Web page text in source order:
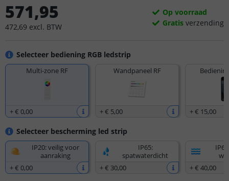
Selecteer bediening RGB ledstrip
Multi-zone RF
+€ 0,00
Wandpaneel RF
+€ 5,00 +€ 15,00
Selecteer bescherming led strip
IP20: veilig voor
aanraking
+€ 0,00
IP65:
spatwaterdicht
+€ 30,00
+€ 40,00
571,95
472,69 excl. BTW
Op voorraad
Gratis verzending